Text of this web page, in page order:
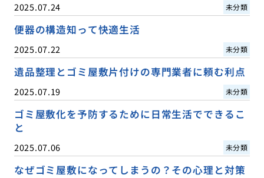
2025.07.24 未分類
便器の構造知って快適生活
2025.07.22 未分類
遺品整理とゴミ屋敷片付けの専門業者に頼む利点
2025.07.19 未分類
ゴミ屋敷化を予防するために日常生活でできるこ
と
2025.07.06 未分類
なぜゴミ屋敷になってしまうの？その心理と対策